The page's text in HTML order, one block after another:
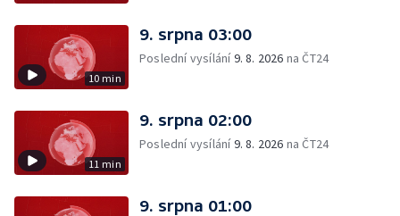
10 min
9. srpna 03:00
Poslední vysílání9. 8. 2026 na ČT24
11 min
9. srpna 02:00
Poslední vysílání9. 8. 2026 na ČT24
9. srpna 01:00